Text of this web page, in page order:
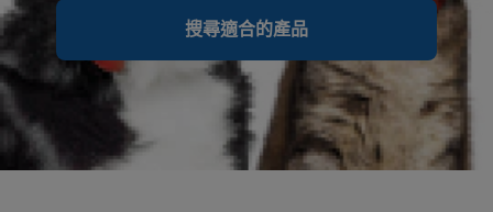
搜尋適合的產品